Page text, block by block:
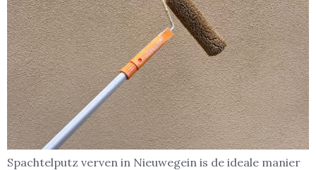
Spachtelputz verven in Nieuwegein is de ideale manier